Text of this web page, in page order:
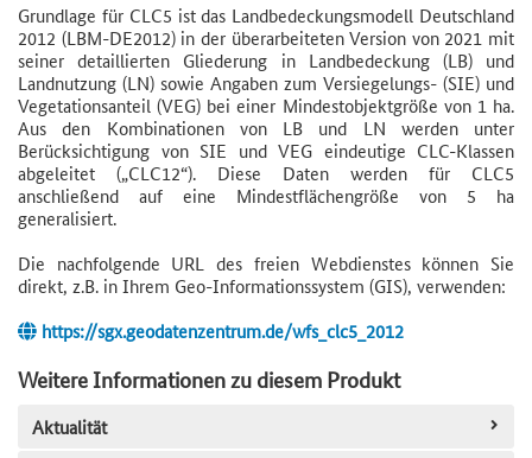
Grundlage für CLC5 ist das Landbedeckungsmodell Deutschland
2012 (LBM-DE2012) in der überarbeiteten Version von 2021 mit
seiner detaillierten Gliederung in Landbedeckung (LB) und
Landnutzung (LN) sowie Angaben zum Versiegelungs- (SIE) und
Vegetationsanteil (VEG) bei einer Mindestobjektgröße von 1 ha.
Aus den Kombinationen von LB und LN werden unter
Berücksichtigung von SIE und VEG eindeutige CLC-Klassen
abgeleitet („CLC12“). Diese Daten werden für CLC5
anschließend auf eine Mindestflächengröße von 5 ha
generalisiert.
Die nachfolgende URL des freien Webdienstes können Sie
direkt, z.B. in Ihrem Geo-Informationssystem (GIS), verwenden:
https://sgx.geodatenzentrum.de/wfs_clc5_2012
Weitere Informationen zu diesem Produkt
Aktualität